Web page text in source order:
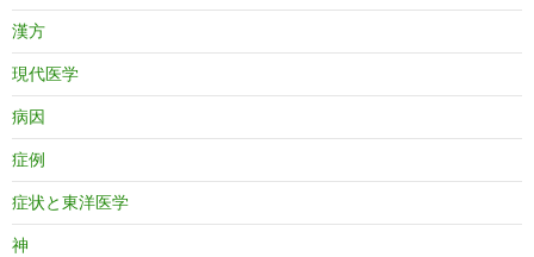
漢方
現代医学
病因
症例
症状と東洋医学
神